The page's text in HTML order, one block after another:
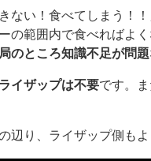
ない！食べてしまう！
の範囲内で食べればよ
のところ知識不足が問題
イザップは不要です。ま
り、ライザップ側も